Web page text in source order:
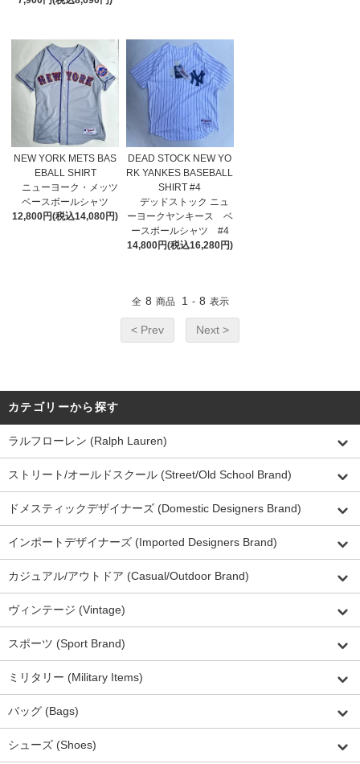
NEW YORK METS BAS
EBALL SHIRT
ニューヨーク・メッツ
ベースボールシャツ
12,800円(税込14,080円)
DEAD STOCK NEW YO
RK YANKES BASEBALL
SHIRT #4
デッドストック ニュ
ーヨークヤンキース ベ
ースボールシャツ #4
14,800円(税込16,280円)
全 8 商品 1 - 8 表示
< Prev Next >
カテゴリーから探す
ラルフローレン (Ralph Lauren)
ストリート/オールドスクール (Street/Old School Brand)
ドメスティックデザイナーズ (Domestic Designers Brand)
インポートデザイナーズ (Imported Designers Brand)
カジュアル/アウトドア (Casual/Outdoor Brand)
ヴィンテージ (Vintage)
スポーツ (Sport Brand)
ミリタリー (Military Items)
バッグ (Bags)
シューズ (Shoes)